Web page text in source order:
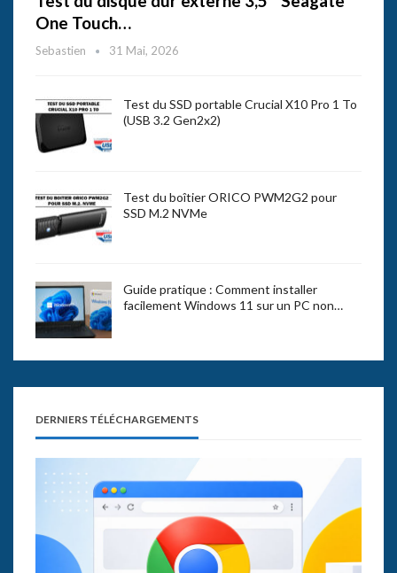
One Touch…
Sebastien 31 Mai, 2026
Test du SSD portable Crucial X10 Pro 1 To
(USB 3.2 Gen2x2)
Test du boîtier ORICO PWM2G2 pour
SSD M.2 NVMe
Guide pratique : Comment installer
facilement Windows 11 sur un PC non…
DERNIERS TÉLÉCHARGEMENTS